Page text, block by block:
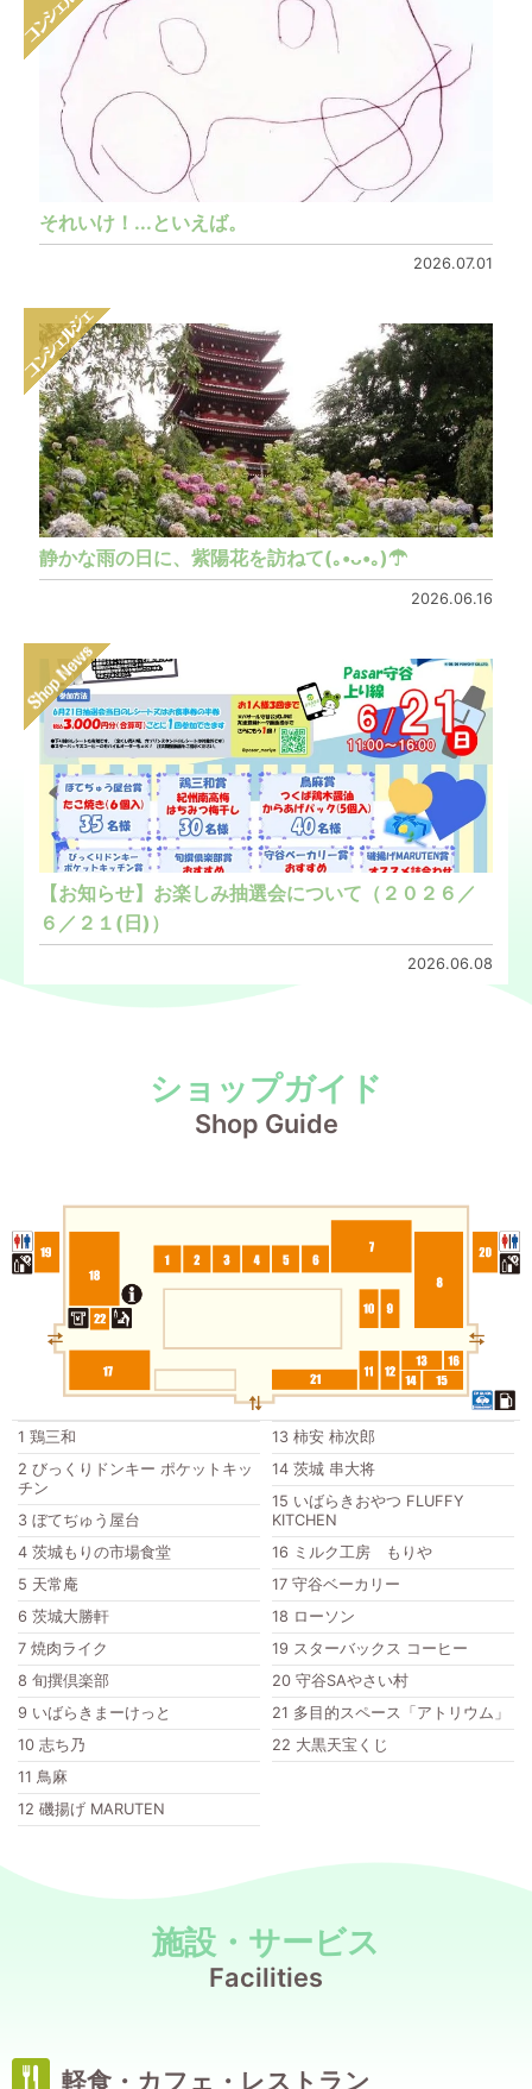
それいけ！...といえば。
2026.07.01
静かな雨の日に、紫陽花を訪ねて(｡•ᴗ•｡)☂
2026.06.16
【お知らせ】お楽しみ抽選会について（２０２６／
６／２１(日)）
2026.06.08
ショップガイド
Shop Guide
1 鶏三和
2 びっくりドンキー ポケットキッ
チン
3 ぼてぢゅう屋台
4 茨城もりの市場食堂
5 天常庵
6 茨城大勝軒
7 焼肉ライク
8 旬撰倶楽部
9 いばらきまーけっと
10 志ち乃
11 鳥麻
12 磯揚げ MARUTEN
13 柿安 柿次郎
14 茨城 串大将
15 いばらきおやつ FLUFFY
KITCHEN
16 ミルク工房 もりや
17 守谷ベーカリー
18 ローソン
19 スターバックス コーヒー
20 守谷SAやさい村
21 多目的スペース「アトリウム」
22 大黒天宝くじ
施設・サービス
Facilities
軽食・カフェ・レストラン